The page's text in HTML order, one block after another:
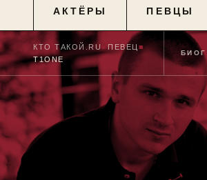
АКТЁРЫ ПЕВЦЫ
КТО ТАКОЙ.RU ■ПЕВЕЦ ■
T1ONE